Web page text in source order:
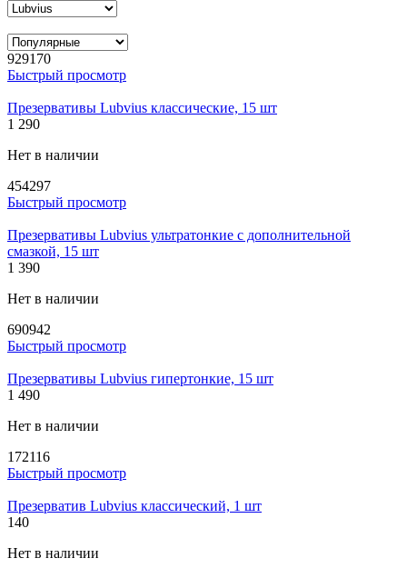
929170
Быстрый просмотр
Презервативы Lubvius классические, 15 шт
1 290
Нет в наличии
454297
Быстрый просмотр
Презервативы Lubvius ультратонкие с дополнительной
смазкой, 15 шт
1 390
Нет в наличии
690942
Быстрый просмотр
Презервативы Lubvius гипертонкие, 15 шт
1 490
Нет в наличии
172116
Быстрый просмотр
Презерватив Lubvius классический, 1 шт
140
Нет в наличии